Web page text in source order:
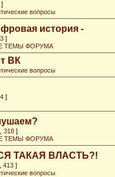
]
вопросы
история -
]
ТЕМЫ ФОРУМА
ВК
вопросы
]
318 ]
ТЕМЫ ФОРУМА
ТАКАЯ ВЛАСТЬ?!
413 ]
вопросы